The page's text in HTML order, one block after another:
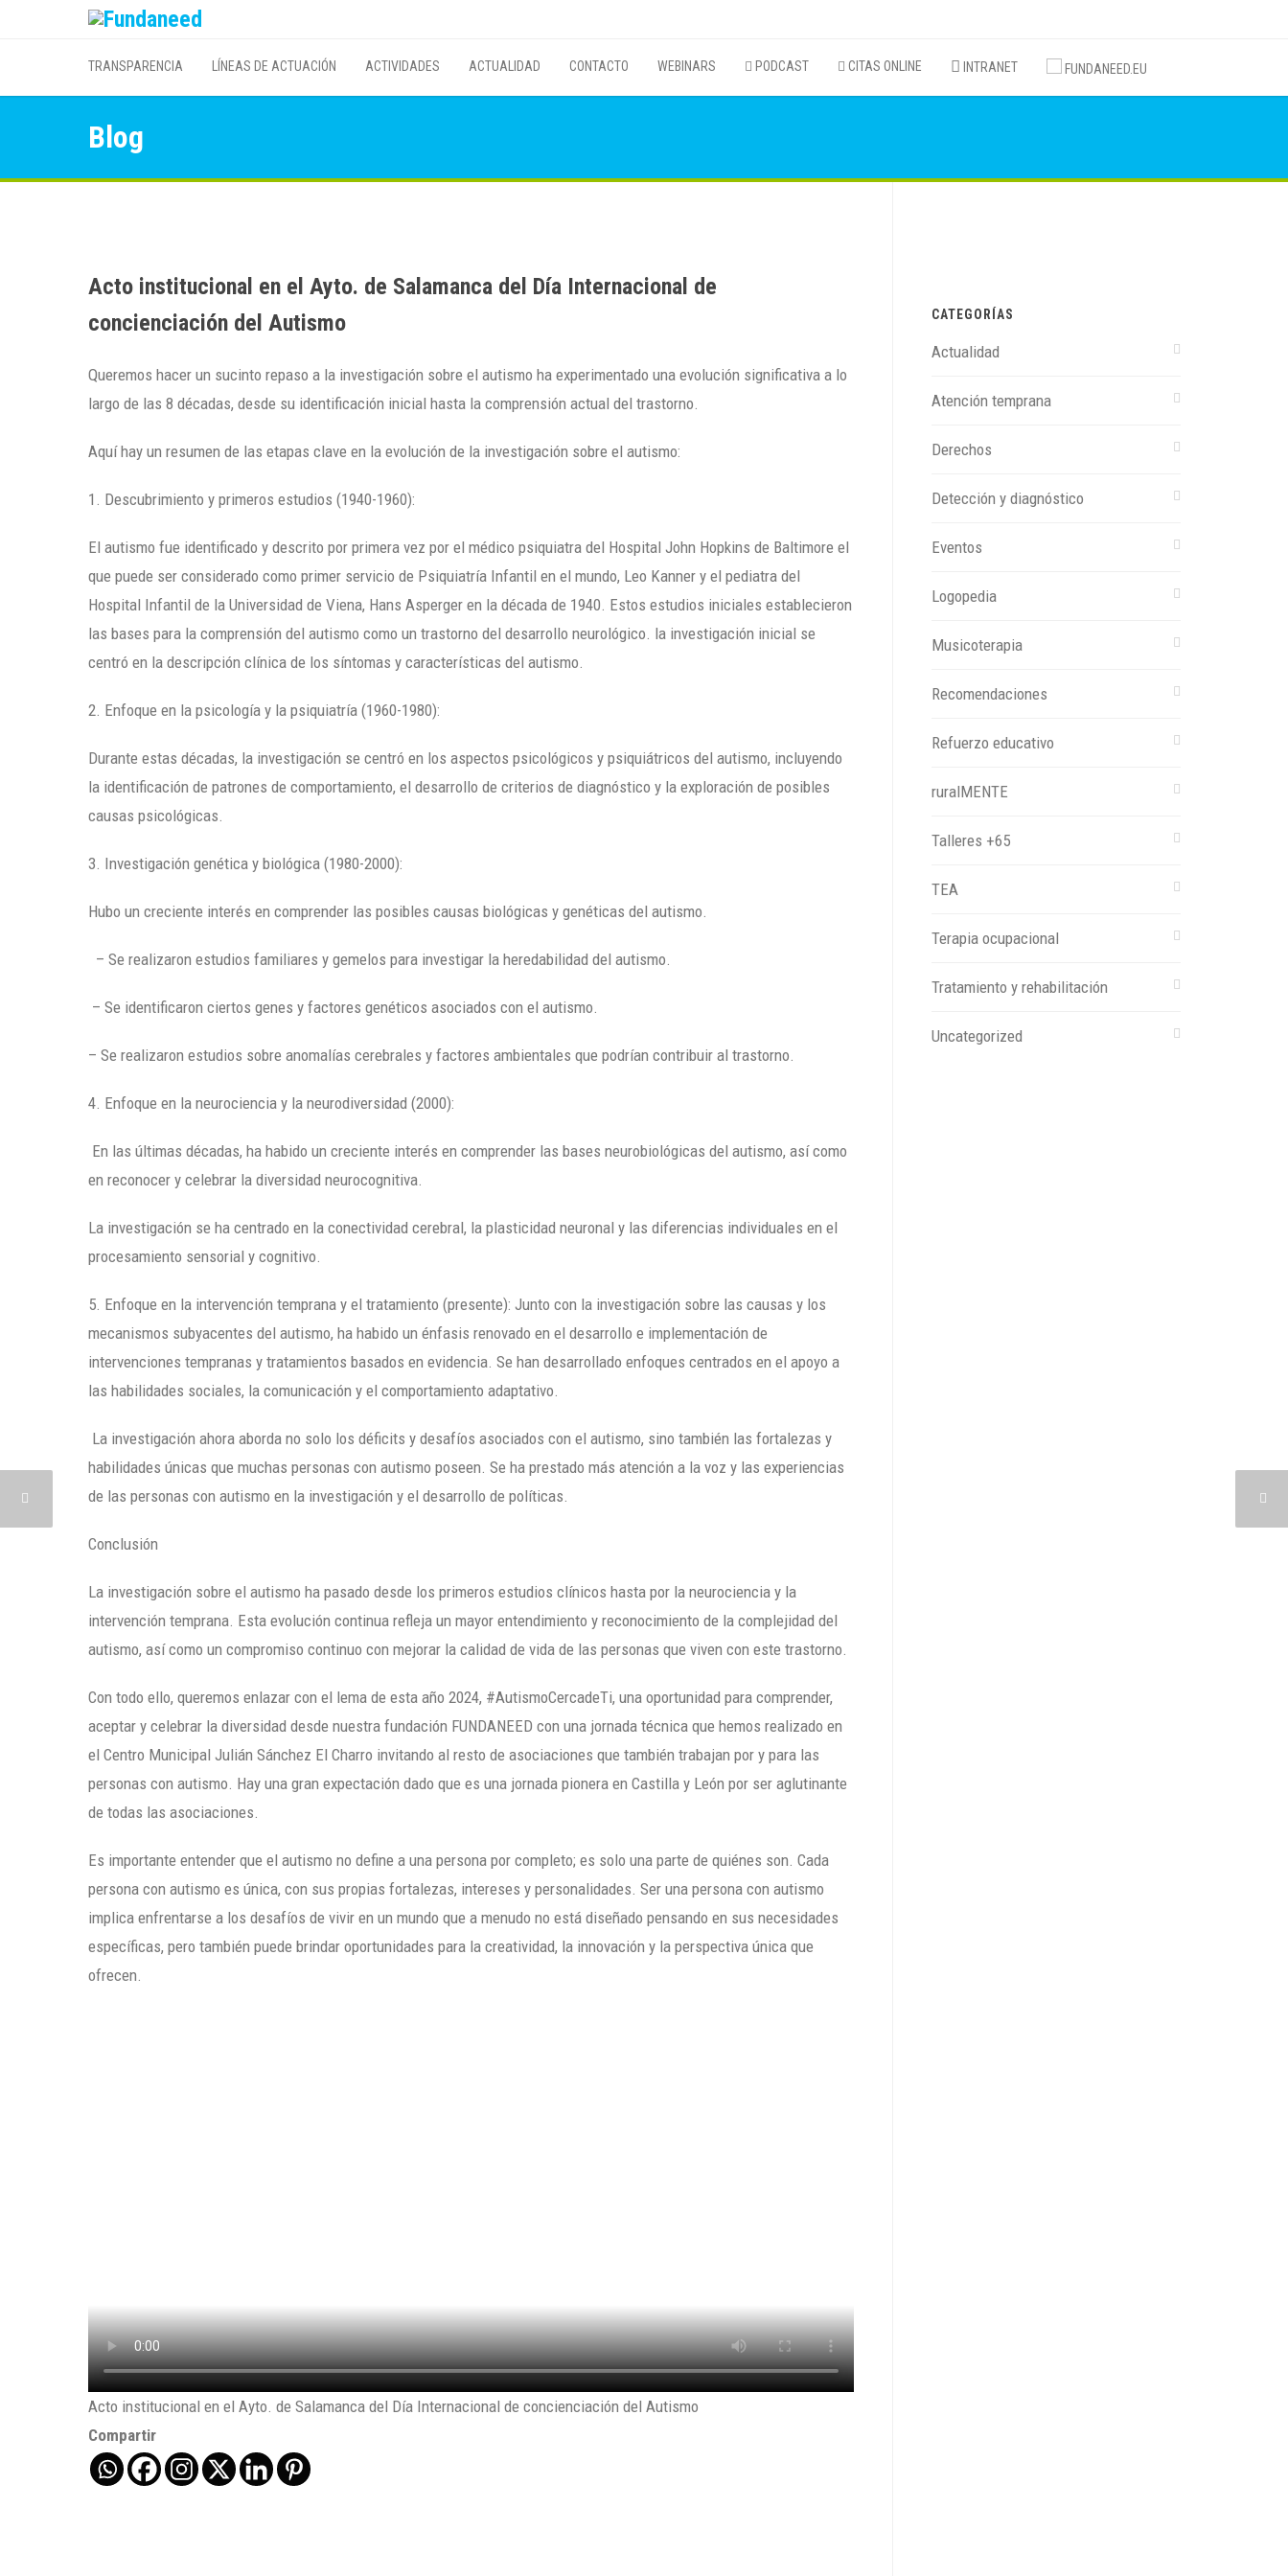
TRANSPARENCIA LÍNEAS DE ACTUACIÓN ACTIVIDADES ACTUALIDAD CONTACTO WEBINARS PODCAST CITAS ONLINE INTRANET FUNDANEED.EU
Blog
Acto institucional en el Ayto. de Salamanca del Día Internacional de
concienciación del Autismo
Queremos hacer un sucinto repaso a la investigación sobre el autismo ha experimentado una evolución significativa a lo
largo de las 8 décadas, desde su identificación inicial hasta la comprensión actual del trastorno.
Aquí hay un resumen de las etapas clave en la evolución de la investigación sobre el autismo:
1. Descubrimiento y primeros estudios (1940-1960):
El autismo fue identificado y descrito por primera vez por el médico psiquiatra del Hospital John Hopkins de Baltimore el
que puede ser considerado como primer servicio de Psiquiatría Infantil en el mundo, Leo Kanner y el pediatra del
Hospital Infantil de la Universidad de Viena, Hans Asperger en la década de 1940. Estos estudios iniciales establecieron
las bases para la comprensión del autismo como un trastorno del desarrollo neurológico. la investigación inicial se
centró en la descripción clínica de los síntomas y características del autismo.
2. Enfoque en la psicología y la psiquiatría (1960-1980):
Durante estas décadas, la investigación se centró en los aspectos psicológicos y psiquiátricos del autismo, incluyendo
la identificación de patrones de comportamiento, el desarrollo de criterios de diagnóstico y la exploración de posibles
causas psicológicas.
3. Investigación genética y biológica (1980-2000):
Hubo un creciente interés en comprender las posibles causas biológicas y genéticas del autismo.
– Se realizaron estudios familiares y gemelos para investigar la heredabilidad del autismo.
– Se identificaron ciertos genes y factores genéticos asociados con el autismo.
– Se realizaron estudios sobre anomalías cerebrales y factores ambientales que podrían contribuir al trastorno.
4. Enfoque en la neurociencia y la neurodiversidad (2000):
En las últimas décadas, ha habido un creciente interés en comprender las bases neurobiológicas del autismo, así como
en reconocer y celebrar la diversidad neurocognitiva.
La investigación se ha centrado en la conectividad cerebral, la plasticidad neuronal y las diferencias individuales en el
procesamiento sensorial y cognitivo.
5. Enfoque en la intervención temprana y el tratamiento (presente): Junto con la investigación sobre las causas y los
mecanismos subyacentes del autismo, ha habido un énfasis renovado en el desarrollo e implementación de
intervenciones tempranas y tratamientos basados en evidencia. Se han desarrollado enfoques centrados en el apoyo a
las habilidades sociales, la comunicación y el comportamiento adaptativo.
La investigación ahora aborda no solo los déficits y desafíos asociados con el autismo, sino también las fortalezas y
habilidades únicas que muchas personas con autismo poseen. Se ha prestado más atención a la voz y las experiencias
de las personas con autismo en la investigación y el desarrollo de políticas.
Conclusión
La investigación sobre el autismo ha pasado desde los primeros estudios clínicos hasta por la neurociencia y la
intervención temprana. Esta evolución continua refleja un mayor entendimiento y reconocimiento de la complejidad del
autismo, así como un compromiso continuo con mejorar la calidad de vida de las personas que viven con este trastorno.
Con todo ello, queremos enlazar con el lema de esta año 2024, #AutismoCercadeTi, una oportunidad para comprender,
aceptar y celebrar la diversidad desde nuestra fundación FUNDANEED con una jornada técnica que hemos realizado en
el Centro Municipal Julián Sánchez El Charro invitando al resto de asociaciones que también trabajan por y para las
personas con autismo. Hay una gran expectación dado que es una jornada pionera en Castilla y León por ser aglutinante
de todas las asociaciones.
Es importante entender que el autismo no define a una persona por completo; es solo una parte de quiénes son. Cada
persona con autismo es única, con sus propias fortalezas, intereses y personalidades. Ser una persona con autismo
implica enfrentarse a los desafíos de vivir en un mundo que a menudo no está diseñado pensando en sus necesidades
específicas, pero también puede brindar oportunidades para la creatividad, la innovación y la perspectiva única que
ofrecen.
Acto institucional en el Ayto. de Salamanca del Día Internacional de concienciación del Autismo
Compartir
CATEGORÍAS
Actualidad
Atención temprana
Derechos
Detección y diagnóstico
Eventos
Logopedia
Musicoterapia
Recomendaciones
Refuerzo educativo
ruralMENTE
Talleres +65
TEA
Terapia ocupacional
Tratamiento y rehabilitación
Uncategorized